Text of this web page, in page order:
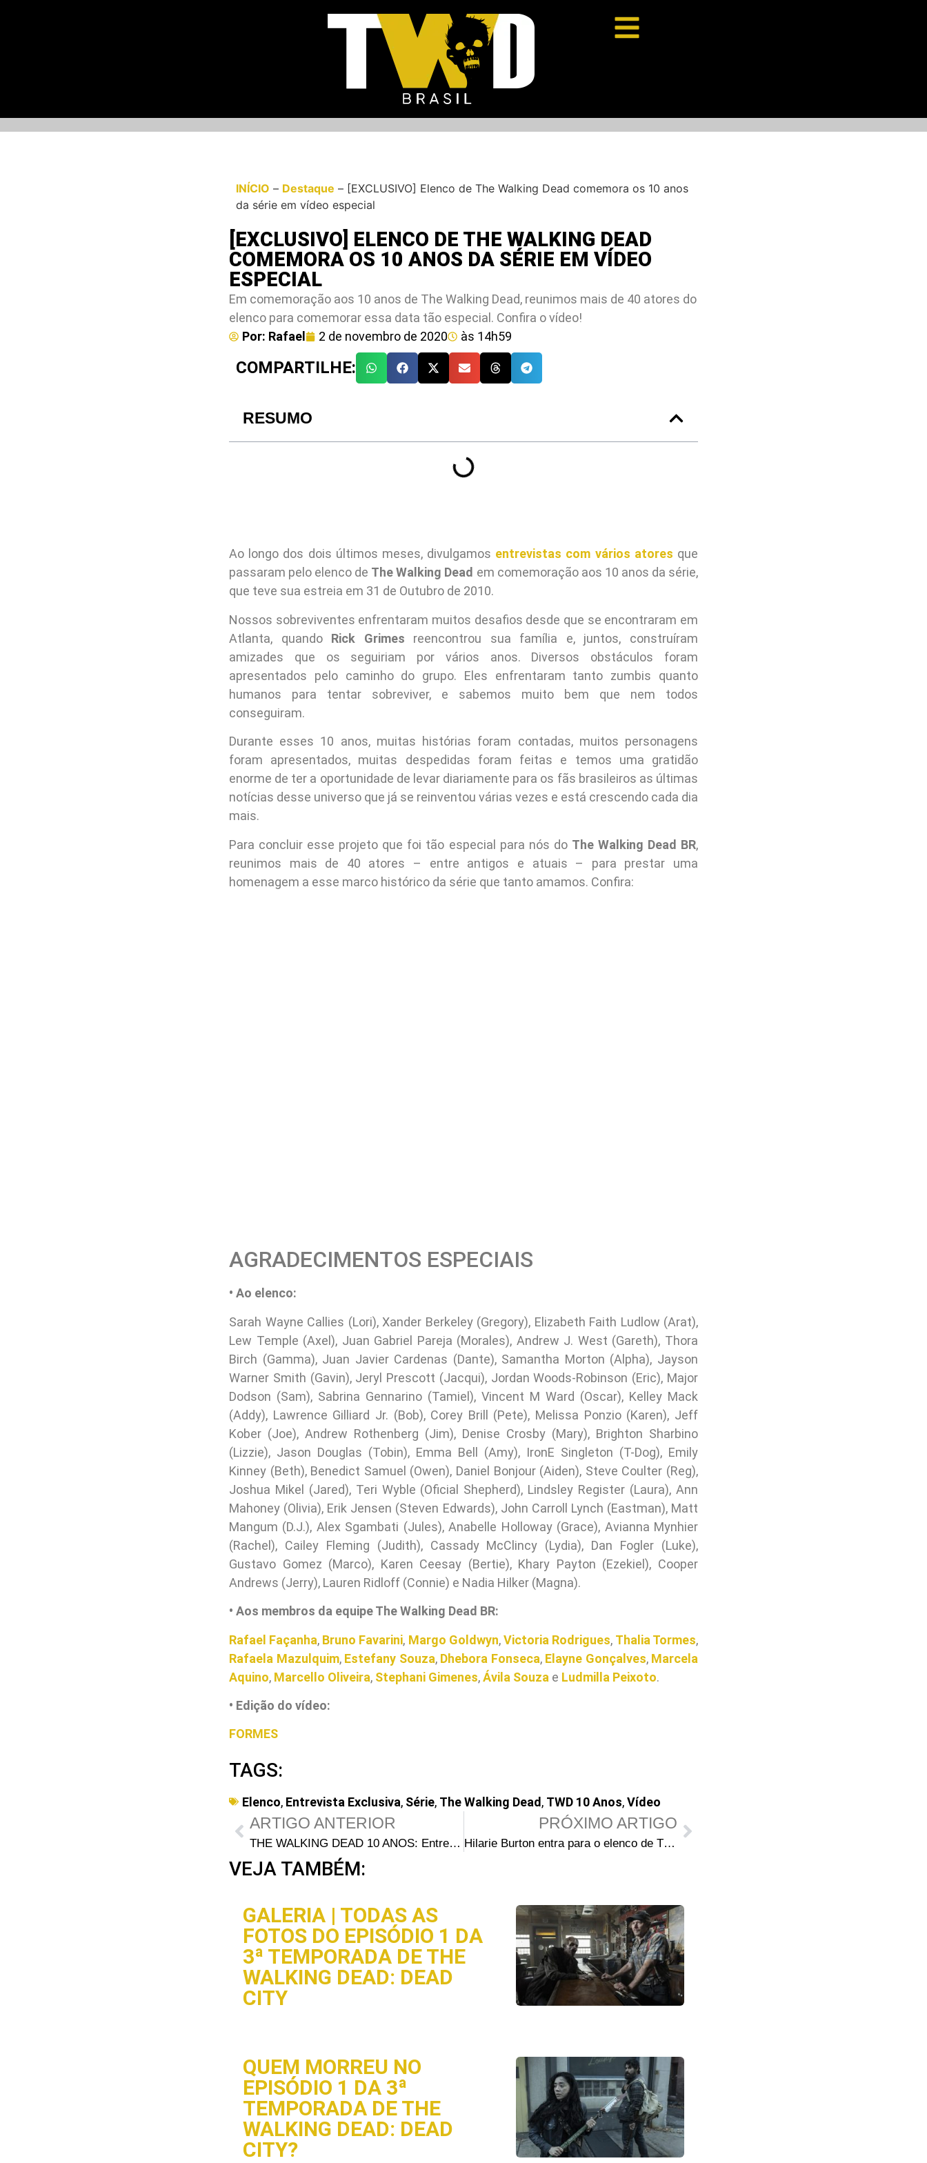
INÍCIO – Destaque – [EXCLUSIVO] Elenco de The Walking Dead comemora os 10 anos
da série em vídeo especial
[EXCLUSIVO] ELENCO DE THE WALKING DEAD
COMEMORA OS 10 ANOS DA SÉRIE EM VÍDEO
ESPECIAL
Em comemoração aos 10 anos de The Walking Dead, reunimos mais de 40 atores do
elenco para comemorar essa data tão especial. Confira o vídeo!
Por: Rafael 2 de novembro de 2020 às 14h59
COMPARTILHE:
RESUMO
Ao longo dos dois últimos meses, divulgamos entrevistas com vários atores que
passaram pelo elenco de The Walking Dead em comemoração aos 10 anos da série,
que teve sua estreia em 31 de Outubro de 2010.
Nossos sobreviventes enfrentaram muitos desafios desde que se encontraram em
Atlanta, quando Rick Grimes reencontrou sua família e, juntos, construíram
amizades que os seguiriam por vários anos. Diversos obstáculos foram
apresentados pelo caminho do grupo. Eles enfrentaram tanto zumbis quanto
humanos para tentar sobreviver, e sabemos muito bem que nem todos
conseguiram.
Durante esses 10 anos, muitas histórias foram contadas, muitos personagens
foram apresentados, muitas despedidas foram feitas e temos uma gratidão
enorme de ter a oportunidade de levar diariamente para os fãs brasileiros as últimas
notícias desse universo que já se reinventou várias vezes e está crescendo cada dia
mais.
Para concluir esse projeto que foi tão especial para nós do The Walking Dead BR,
reunimos mais de 40 atores – entre antigos e atuais – para prestar uma
homenagem a esse marco histórico da série que tanto amamos. Confira:
AGRADECIMENTOS ESPECIAIS
• Ao elenco:
Sarah Wayne Callies (Lori), Xander Berkeley (Gregory), Elizabeth Faith Ludlow (Arat),
Lew Temple (Axel), Juan Gabriel Pareja (Morales), Andrew J. West (Gareth), Thora
Birch (Gamma), Juan Javier Cardenas (Dante), Samantha Morton (Alpha), Jayson
Warner Smith (Gavin), Jeryl Prescott (Jacqui), Jordan Woods-Robinson (Eric), Major
Dodson (Sam), Sabrina Gennarino (Tamiel), Vincent M Ward (Oscar), Kelley Mack
(Addy), Lawrence Gilliard Jr. (Bob), Corey Brill (Pete), Melissa Ponzio (Karen), Jeff
Kober (Joe), Andrew Rothenberg (Jim), Denise Crosby (Mary), Brighton Sharbino
(Lizzie), Jason Douglas (Tobin), Emma Bell (Amy), IronE Singleton (T-Dog), Emily
Kinney (Beth), Benedict Samuel (Owen), Daniel Bonjour (Aiden), Steve Coulter (Reg),
Joshua Mikel (Jared), Teri Wyble (Oficial Shepherd), Lindsley Register (Laura), Ann
Mahoney (Olivia), Erik Jensen (Steven Edwards), John Carroll Lynch (Eastman), Matt
Mangum (D.J.), Alex Sgambati (Jules), Anabelle Holloway (Grace), Avianna Mynhier
(Rachel), Cailey Fleming (Judith), Cassady McClincy (Lydia), Dan Fogler (Luke),
Gustavo Gomez (Marco), Karen Ceesay (Bertie), Khary Payton (Ezekiel), Cooper
Andrews (Jerry), Lauren Ridloff (Connie) e Nadia Hilker (Magna).
• Aos membros da equipe The Walking Dead BR:
Rafael Façanha, Bruno Favarini, Margo Goldwyn,Victoria Rodrigues, Thalia Tormes,
Rafaela Mazulquim, Estefany Souza, Dhebora Fonseca, Elayne Gonçalves, Marcela
Aquino, Marcello Oliveira, Stephani Gimenes,Ávila Souza e Ludmilla Peixoto.
• Edição do vídeo:
FORMES
TAGS:
Elenco, Entrevista Exclusiva, Série, The Walking Dead, TWD 10 Anos,Vídeo
ARTIGO ANTERIOR
THE WALKING DEAD 10 ANOS: Entrevista exclusiva com Samantha Morton (Alpha)
PRÓXIMO ARTIGO
Hilarie Burton entra para o elenco de The Walking Dead e interpretará Lucille
VEJA TAMBÉM:
GALERIA | TODAS AS
FOTOS DO EPISÓDIO 1 DA
3ª TEMPORADA DE THE
WALKING DEAD: DEAD
CITY
QUEM MORREU NO
EPISÓDIO 1 DA 3ª
TEMPORADA DE THE
WALKING DEAD: DEAD
CITY?